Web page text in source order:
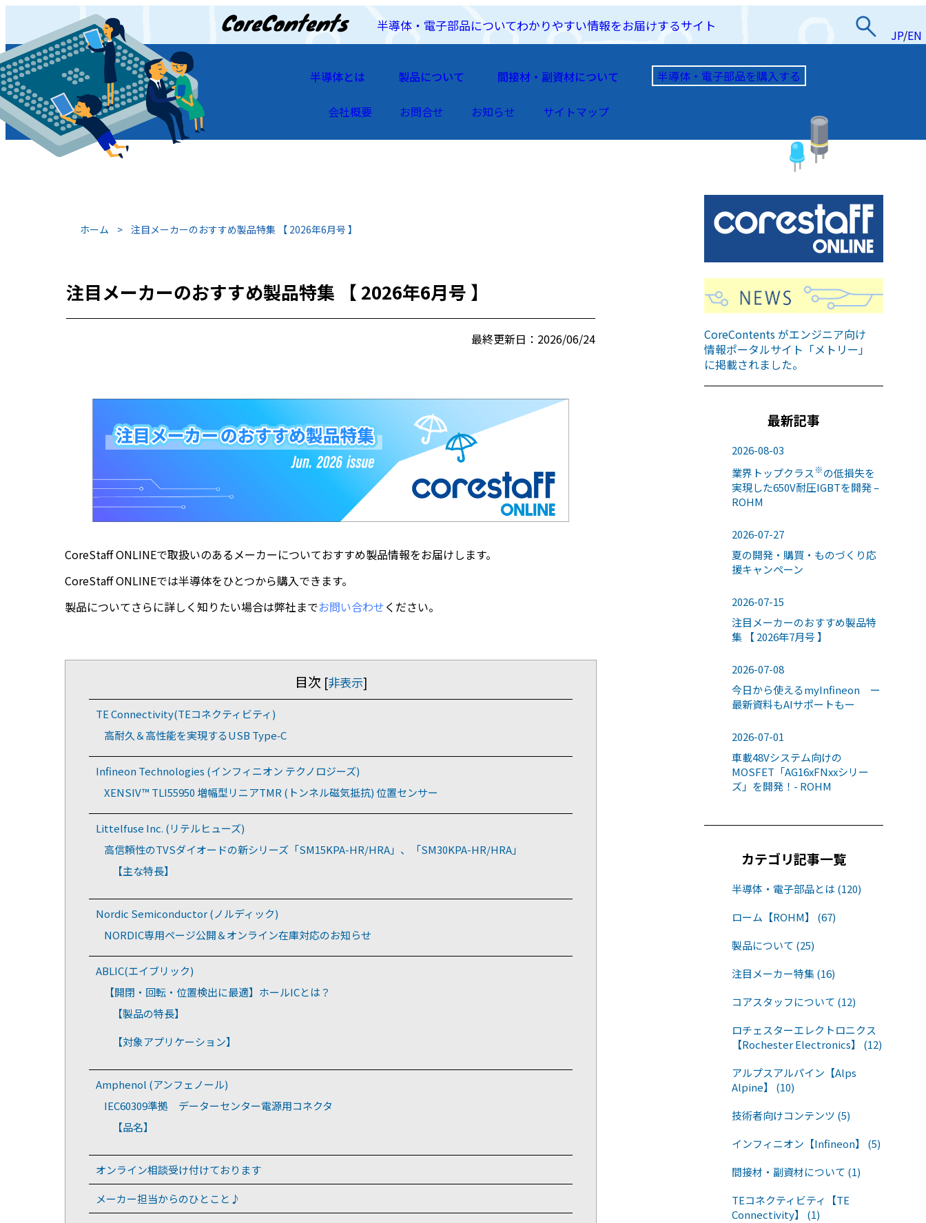
半導体・電子部品についてわかりやすい情報をお届けするサイト
JP/EN
JP/EN
半導体とは 製品について 間接材・副資材について 半導体・電子部品を購入する
会社概要 お問合せ お知らせ サイトマップ
ホーム > 注目メーカーのおすすめ製品特集 【 2026年6月号 】
注目メーカーのおすすめ製品特集 【 2026年6月号 】
最終更新日：2026/06/24
CoreStaff ONLINEで取扱いのあるメーカーについておすすめ製品情報をお届けします。
CoreStaff ONLINEでは半導体をひとつから購入できます。
製品についてさらに詳しく知りたい場合は弊社までお問い合わせください。
目次 [非表示]
TE Connectivity(TEコネクティビティ)
高耐久＆高性能を実現するUSB Type‑C
Infineon Technologies (インフィニオン テクノロジーズ)
XENSIV™ TLI55950 増幅型リニアTMR (トンネル磁気抵抗) 位置センサー
Littelfuse Inc. (リテルヒューズ)
高信頼性のTVSダイオードの新シリーズ「SM15KPA-HR/HRA」、「SM30KPA-HR/HRA」
【主な特長】
Nordic Semiconductor (ノルディック)
NORDIC専用ページ公開＆オンライン在庫対応のお知らせ
ABLIC(エイブリック)
【開閉・回転・位置検出に最適】ホールICとは？
【製品の特長】
【対象アプリケーション】
Amphenol (アンフェノール)
IEC60309準拠 データーセンター電源用コネクタ
【品名】
オンライン相談受け付けております
メーカー担当からのひとこと♪
CoreContents がエンジニア向け
情報ポータルサイト「メトリー」
に掲載されました。
最新記事
2026-08-03
業界トップクラス※の低損失を
実現した650V耐圧IGBTを開発 –
ROHM
2026-07-27
夏の開発・購買・ものづくり応
援キャンペーン
2026-07-15
注目メーカーのおすすめ製品特
集 【 2026年7月号 】
2026-07-08
今日から使えるmyInfineon ー
最新資料もAIサポートもー
2026-07-01
車載48Vシステム向けの
MOSFET「AG16xFNxxシリー
ズ」を開発！- ROHM
カテゴリ記事一覧
半導体・電子部品とは (120)
ローム【ROHM】 (67)
製品について (25)
注目メーカー特集 (16)
コアスタッフについて (12)
ロチェスターエレクトロニクス
【Rochester Electronics】 (12)
アルプスアルパイン【Alps
Alpine】 (10)
技術者向けコンテンツ (5)
インフィニオン【Infineon】 (5)
間接材・副資材について (1)
TEコネクティビティ【TE
Connectivity】 (1)